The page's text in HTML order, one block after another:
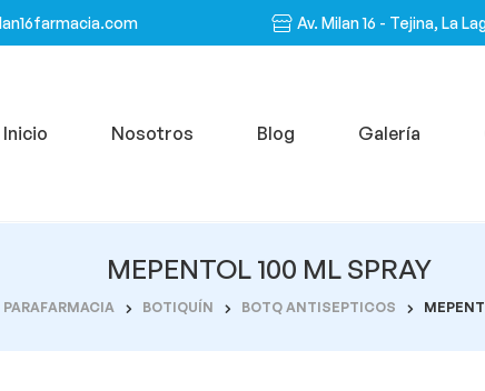
Av. Milan 16 - Tejina, La
Inicio Nosotros Blog Galería
MEPENTOL 100 ML SPRAY
PARAFARMACIA BOTIQUÍN BOTQ ANTISEPTICOS